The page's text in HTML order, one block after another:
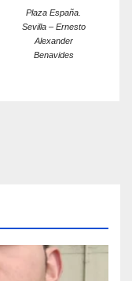
Plaza España.
Sevilla – Ernesto
Alexander
Benavides